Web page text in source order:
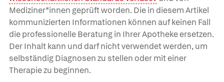
Mediziner*innen geprüft worden. Die in diesem Artikel
kommunizierten Informationen können auf keinen Fall
die professionelle Beratung in Ihrer Apotheke ersetzen.
Der Inhalt kann und darf nicht verwendet werden, um
selbständig Diagnosen zu stellen oder mit einer
Therapie zu beginnen.